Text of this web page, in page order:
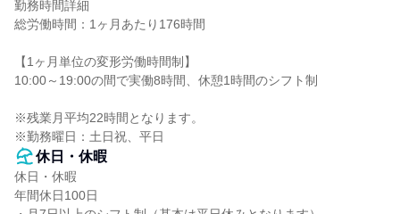
勤務時間詳細
総労働時間：1ヶ月あたり176時間
【1ヶ月単位の変形労働時間制】
10:00～19:00の間で実働8時間、休憩1時間のシフト制
※残業月平均22時間となります。
※勤務曜日：土日祝、平日
休日・休暇
休日・休暇
年間休日100日